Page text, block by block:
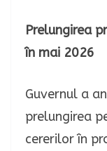
Prelungirea
în mai 2026
Guvernul a
prelungirea
cererilor în